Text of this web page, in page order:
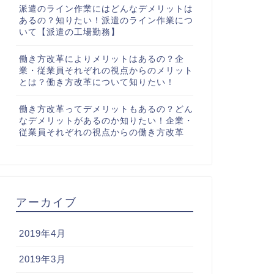
派遣のライン作業にはどんなデメリットは
あるの？知りたい！派遣のライン作業につ
いて【派遣の工場勤務】
働き方改革によりメリットはあるの？企
業・従業員それぞれの視点からのメリット
とは？働き方改革について知りたい！
働き方改革ってデメリットもあるの？どん
なデメリットがあるのか知りたい！企業・
従業員それぞれの視点からの働き方改革
アーカイブ
2019年4月
2019年3月